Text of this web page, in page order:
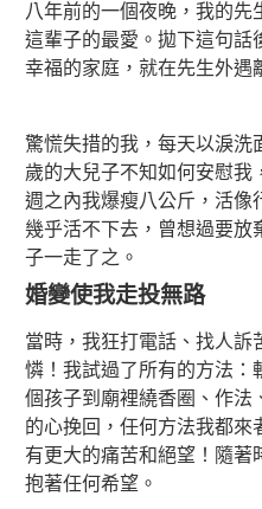
八年前的一個夜晚，我的先
這輩子的最愛。拋下這句話
幸福的家庭，就在先生外遇
驚慌失措的我，每天以淚洗
歲的大兒子不知如何安慰我
週之內我爆瘦八公斤，活像
幾乎活不下去，曾想過要放
子一走了之。
婚變使我走投無路
當時，我狂打電話、找人訴
憐！我試過了所有的方法：
個孩子到廟裡繞香圈、作法
的心挽回，任何方法我都來
有更大的痛苦和絕望！隨著
抱著任何希望。